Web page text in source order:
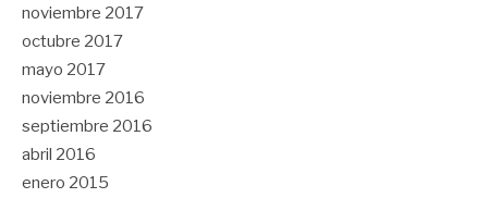
noviembre 2017
octubre 2017
mayo 2017
noviembre 2016
septiembre 2016
abril 2016
enero 2015